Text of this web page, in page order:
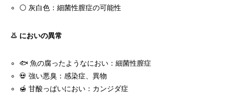
⚪ 灰白色：細菌性膣症の可能性
👃 においの異常
🐟 魚の腐ったようなにおい：細菌性膣症
💀 強い悪臭：感染症、異物
🍯 甘酸っぱいにおい：カンジダ症